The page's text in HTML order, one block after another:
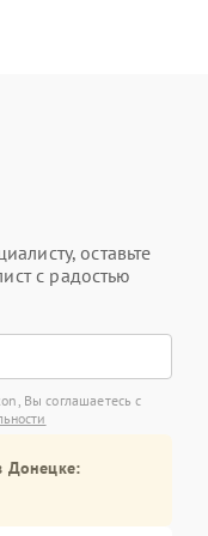
оставьте
с радостью
Вы соглашаетесь с
Донецке: